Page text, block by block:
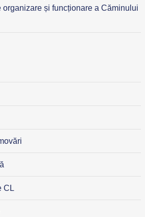
organizare și funcționare a Căminului
CL